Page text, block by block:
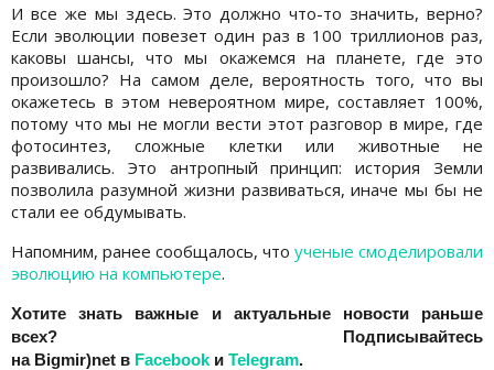
И все же мы здесь. Это должно что-то значить, верно?
Если эволюции повезет один раз в 100 триллионов раз,
каковы шансы, что мы окажемся на планете, где это
произошло? На самом деле, вероятность того, что вы
окажетесь в этом невероятном мире, составляет 100%,
потому что мы не могли вести этот разговор в мире, где
фотосинтез, сложные клетки или животные не
развивались. Это антропный принцип: история Земли
позволила разумной жизни развиваться, иначе мы бы не
стали ее обдумывать.
Напомним, ранее сообщалось, что ученые смоделировали
эволюцию на компьютере.
Хотите знать важные и актуальные новости раньше
всех? Подписывайтесь
на Bigmir)net в Facebook и Telegram.